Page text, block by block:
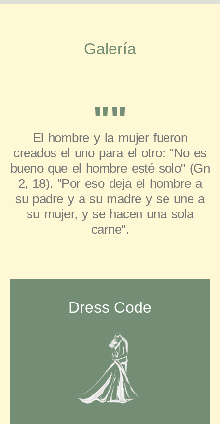
Galería
""
El hombre y la mujer fueron
creados el uno para el otro: "No es
bueno que el hombre esté solo" (Gn
2, 18). "Por eso deja el hombre a
su padre y a su madre y se une a
su mujer, y se hacen una sola
carne".
Dress Code